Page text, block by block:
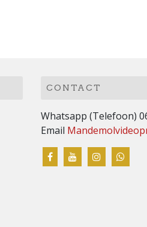
CONTACT
Whatsapp (Telefoon)
Email